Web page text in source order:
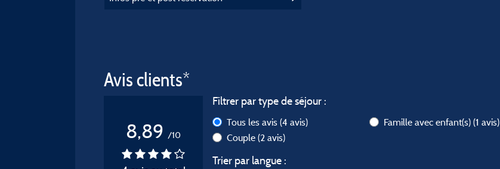
Avis clients*
8,89 /10
Filtrer par type de séjour :
Tous les avis (4 avis) Famille avec enfant(s)(1 avis)
Couple (2 avis)
Trier par langue :